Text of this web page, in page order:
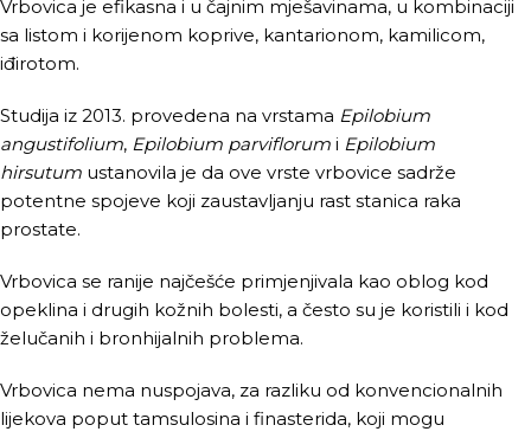
Vrbovica je efikasna i u čajnim mješavinama, u kombinaciji
sa listom i korijenom koprive, kantarionom, kamilicom,
iđirotom.
Studija iz 2013. provedena na vrstama Epilobium
angustifolium, Epilobium parviflorum i Epilobium
hirsutum ustanovila je da ove vrste vrbovice sadrže
potentne spojeve koji zaustavljanju rast stanica raka
prostate.
Vrbovica se ranije najčešće primjenjivala kao oblog kod
opeklina i drugih kožnih bolesti, a često su je koristili i kod
želučanih i bronhijalnih problema.
Vrbovica nema nuspojava, za razliku od konvencionalnih
lijekova poput tamsulosina i finasterida, koji mogu